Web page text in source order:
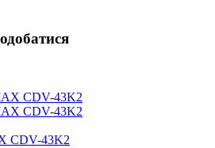
CDV-43K2